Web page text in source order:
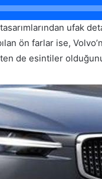
ufak
ön farlar ise,
de esintiler